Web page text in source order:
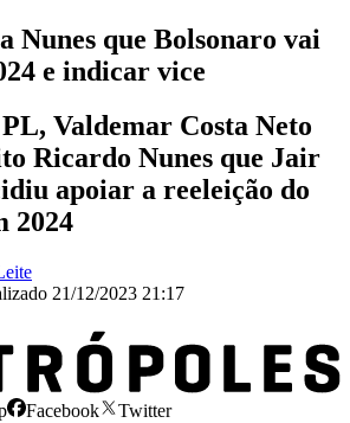
Nunes que Bolsonaro vai
e indicar vice
Valdemar Costa Neto
Ricardo Nunes que Jair
apoiar a reeleição do
2024
21/12/2023 21:17
Facebook
Twitter